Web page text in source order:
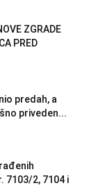
ZGRADE
PRED
predah, a
priveden...
7103/2, 7104 i